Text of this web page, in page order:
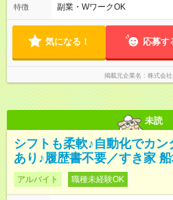
遅番：10:30～19:30 夜勤：16:30～翌9:30 ※
たり40時間 【0:00～24:00】
サービスによりシフト・勤務時間は異
早番：7:30～16:30 日勤：
勤：16:30～翌9:30 ※上記は一例です。 ※勤務日数や時間帯はご
相談ください。
特徴 副業・WワークOK
気になる！ 応募す
掲載元企業名 株式会
未読
シフトも柔軟♪自動化でカ
あり♪履歴書不要／すき家
アルバイト 職種未経験OK